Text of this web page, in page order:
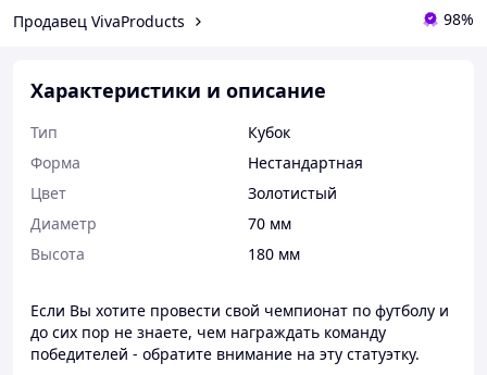
Продавец VivaProducts 98%
Характеристики и описание
Тип
Кубок
Форма
Нестандартная
Цвет
Золотистый
Диаметр
70 мм
Высота
180 мм
Если Вы хотите провести свой чемпионат по футболу и
до сих пор не знаете, чем награждать команду
победителей - обратите внимание на эту статуэтку.